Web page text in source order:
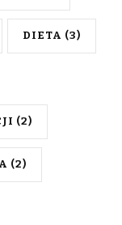
DIETA (3)
(2)
(2)